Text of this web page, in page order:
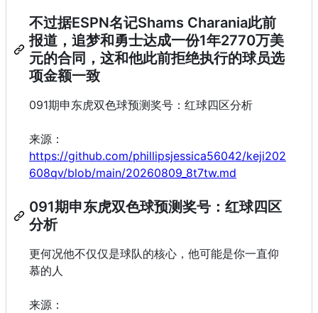
不过据ESPN名记Shams Charania此前
报道，追梦和勇士达成一份1年2770万美
元的合同，这和他此前拒绝执行的球员选
项金额一致
091期申东虎双色球预测奖号：红球四区分析
来源：
https://github.com/phillipsjessica56042/keji202
608qv/blob/main/20260809_8t7tw.md
091期申东虎双色球预测奖号：红球四区
分析
更何况他不仅仅是球队的核心，他可能是你一直仰
慕的人
来源：